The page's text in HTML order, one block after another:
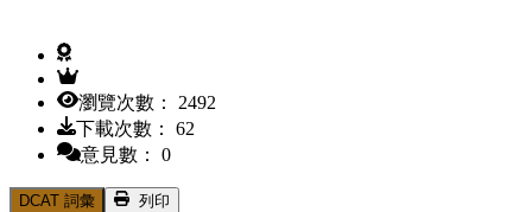
瀏覽次數： 2492
下載次數： 62
意見數： 0
DCAT 詞彙
列印